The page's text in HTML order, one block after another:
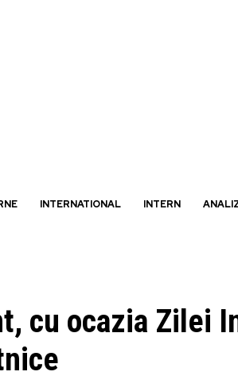
INTERNATIONAL INTERN
cu ocazia Zilei